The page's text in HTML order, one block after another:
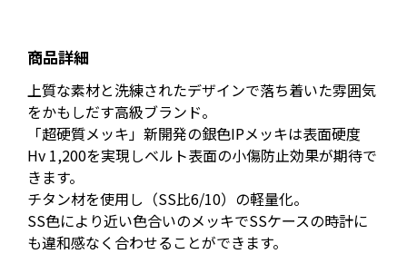
商品詳細
上質な素材と洗練されたデザインで落ち着いた雰囲気
をかもしだす高級ブランド。
「超硬質メッキ」新開発の銀色IPメッキは表面硬度
Hv 1,200を実現しベルト表面の小傷防止効果が期待で
きます。
チタン材を使用し（SS比6/10）の軽量化。
SS色により近い色合いのメッキでSSケースの時計に
も違和感なく合わせることができます。